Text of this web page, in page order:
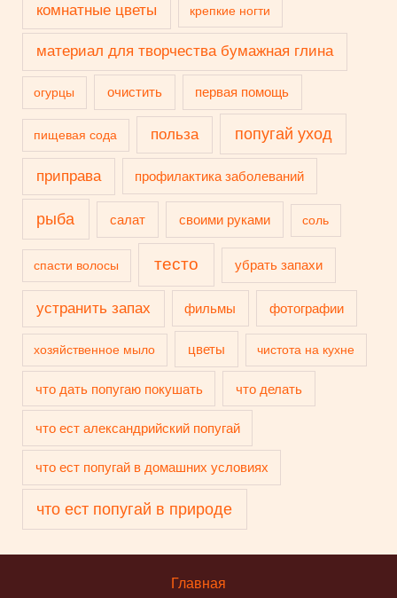
комнатные цветы крепкие ногти
материал для творчества бумажная глина
огурцы очистить первая помощь
пищевая сода польза попугай уход
приправа профилактика заболеваний
рыба салат своими руками соль
спасти волосы тесто убрать запахи
устранить запах фильмы фотографии
хозяйственное мыло цветы чистота на кухне
что дать попугаю покушать что делать
что ест александрийский попугай
что ест попугай в домашних условиях
что ест попугай в природе
Главная